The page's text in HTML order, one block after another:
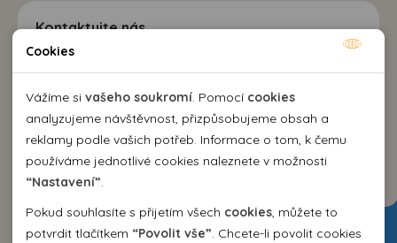
Kontaktujte nás
EMMA Agency spol. s r.o.
cestovní kancelář
Kozí 10, 602 00 Brno
+420 542 214 343
emma@emma.cz
Cookies
Vážíme si vašeho soukromí. Pomocí cookies
analyzujeme návštěvnost, přizpůsobujeme obsah a
reklamy podle vašich potřeb. Informace o tom, k čemu
používáme jednotlivé cookies naleznete v možnosti
“Nastavení”.
Pokud souhlasíte s přijetím všech cookies, můžete to
potvrdit tlačítkem “Povolit vše”. Chcete-li povolit cookies
Nutné cookies pomáhají, aby byla webová stránka
použitelná tak, že umožní základní funkce jako navigace
stránky a přístup k zabezpečeným sekcím webové stránky.
Webová stránka nemůže správně fungovat bez těchto
cookies.
Analytické cookies